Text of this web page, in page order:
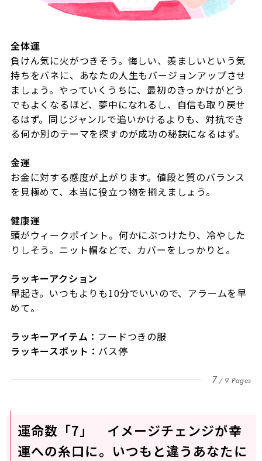
全体運
負けん気に火がつきそう。悔しい、羨ましいという気
持ちをバネに、あなたの人生もバージョンアップさせ
ましょう。やっていくうちに、最初のきっかけがどう
でもよくなるほど、夢中になれるし、自信も取り戻せ
るはず。同じジャンルで追いかけるよりも、対抗でき
る何か別のテーマを探すのが成功の秘訣になるはず。
金運
お金に対する感度が上がります。値段と質のバランス
を見極めて、本当に役立つ物を揃えましょう。
健康運
頭がウィークポイント。何かにぶつけたり、冷やした
りしそう。ニット帽などで、カバーをしっかりと。
ラッキーアクション
早起き。いつもよりも10分でいいので、アラームを早
めて。
ラッキーアイテム： フードつきの服
ラッキースポット： バス停
7 9 Pages
運命数「7」 イメージチェンジが幸
運への糸口に。いつもと違うあなたに